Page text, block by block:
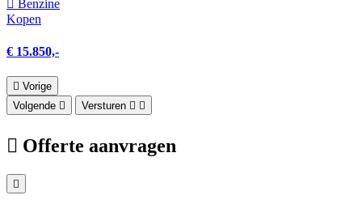
Benzine
Kopen
€ 15.850,-
Vorige
Volgende
Versturen
Offerte aanvragen